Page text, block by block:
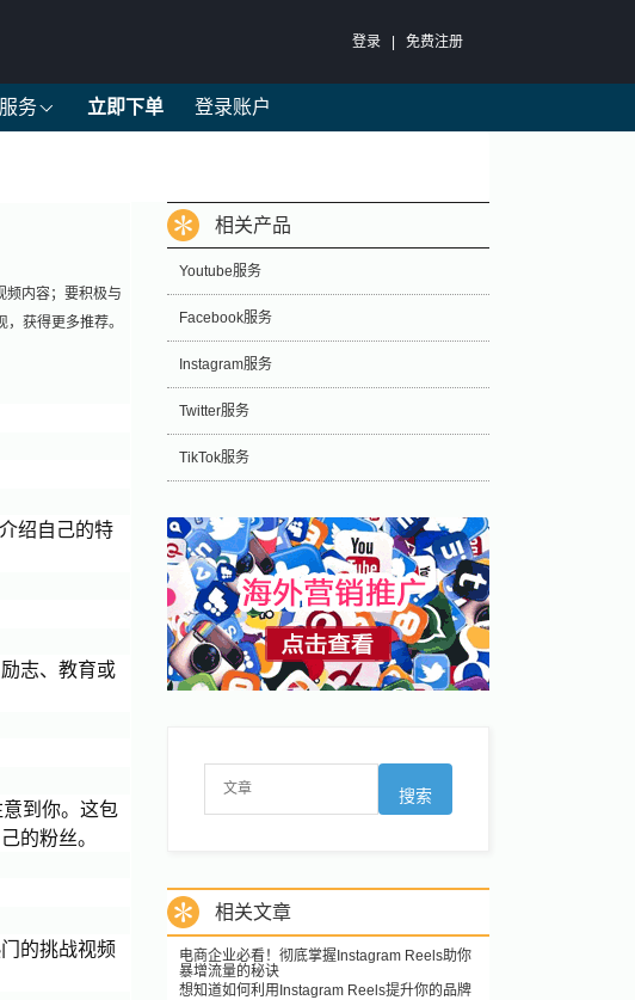
登录 免费注册
务 立即下单 登录账户
频内容；要积极与
获得更多推荐。
绍自己的特
志、教育或
到你。这包
的粉丝。
的挑战视频
相关产品
Youtube服务
Facebook服务
Instagram服务
Twitter服务
TikTok服务
相关文章
电商企业必看！彻底掌握Instagram Reels助你
暴增流量的秘诀
想知道如何利用Instagram Reels提升你的品牌